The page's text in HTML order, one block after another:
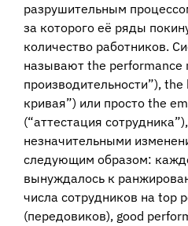
разрушительным
за которого её ряды
количество работников.
называют the performance
производительности”), the
кривая”) или просто the
(“аттестация
незначительными
следующим образом:
вынуждалось к
числа сотрудников на top
(передовиков), good